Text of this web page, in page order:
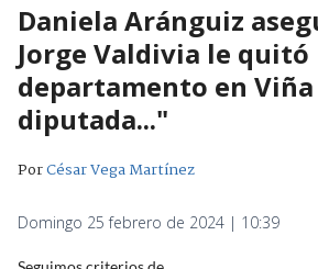
Daniela Aránguiz
Jorge Valdivia le quitó
departamento en
diputada..."
PorCésar Vega Martínez
Domingo 25 febrero de 2024 | 10:39